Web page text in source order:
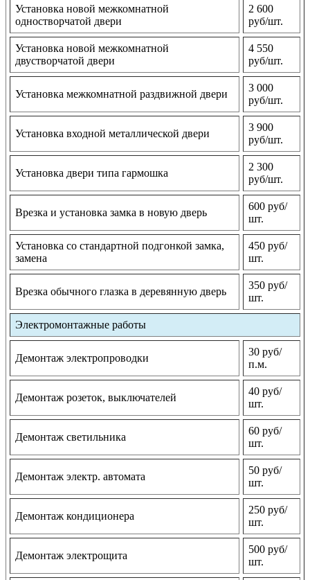
Установка новой межкомнатной
одностворчатой двери
2 600
руб/шт.
Установка новой межкомнатной
двустворчатой двери
4 550
руб/шт.
Установка межкомнатной раздвижной двери
3 000
руб/шт.
Установка входной металлической двери
3 900
руб/шт.
Установка двери типа гармошка
2 300
руб/шт.
Врезка и установка замка в новую дверь
600 руб/
шт.
Установка со стандартной подгонкой замка,
замена
450 руб/
шт.
Врезка обычного глазка в деревянную дверь
350 руб/
шт.
Электромонтажные работы
Демонтаж электропроводки
30 руб/
п.м.
Демонтаж розеток, выключателей
40 руб/
шт.
Демонтаж светильника
60 руб/
шт.
Демонтаж электр. автомата
50 руб/
шт.
Демонтаж кондиционера
250 руб/
шт.
Демонтаж электрощита
500 руб/
шт.